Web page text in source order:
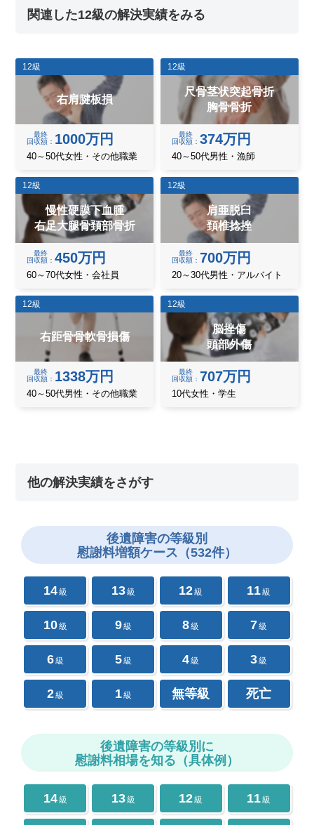
関連した12級の解決実績をみる
12級
右肩腱板損
最終
回収額
1000万円
40～50代女性・その他職業
12級
尺骨茎状突起骨折
胸骨骨折
最終
回収額
374万円
40～50代男性・漁師
12級
慢性硬膜下血腫
右足大腿骨頚部骨折
最終
回収額
450万円
60～70代女性・会社員
12級
肩亜脱臼
頚椎捻挫
最終
回収額
700万円
20～30代男性・アルバイト
12級
右距骨骨軟骨損傷
最終
回収額
1338万円
40～50代男性・その他職業
12級
脳挫傷
頭部外傷
最終
回収額
707万円
10代女性・学生
他の解決実績をさがす
後遺障害の等級別
慰謝料増額ケース（532件）
14級 13級 12級 11級
10級 9級 8級 7級
6級 5級 4級 3級
2級 1級 無等級 死亡
後遺障害の等級別に
慰謝料相場を知る（具体例）
14級 13級 12級 11級